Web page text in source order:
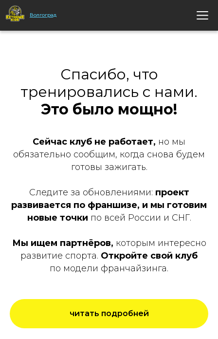
Волгоград
Спасибо, что
тренировались с нами.
Это было мощно!
Сейчас клуб не работает, но мы
обязательно сообщим, когда снова будем
готовы зажигать.
Следите за обновлениями: проект
развивается по франшизе, и мы готовим
новые точки по всей России и СНГ.
Мы ищем партнёров, которым интересно
развитие спорта. Откройте свой клуб
по модели франчайзинга.
читать подробней